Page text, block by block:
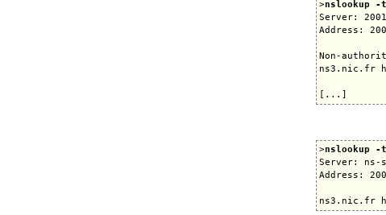
>nslookup -
Server:
Address:
Non-
ns3.nic.fr
>nslookup
Server: ns-
Address: